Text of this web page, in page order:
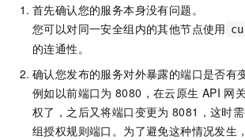
首先确认您的服务本身没有问题。
您可以对同一安全组内的其他节点使用
的连通性。
确认您发布的服务对外暴露的端口是否有变
例如以前端口为 8080，在云原生 API 网
权了，之后又将端口变更为 8081，这时
组授权规则端口。为了避免这种情况发生